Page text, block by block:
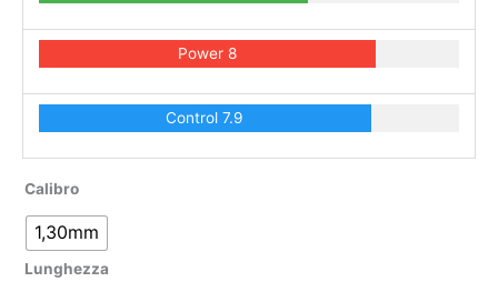
Power 8
Control 7.9
Calibro
1,30mm
Lunghezza